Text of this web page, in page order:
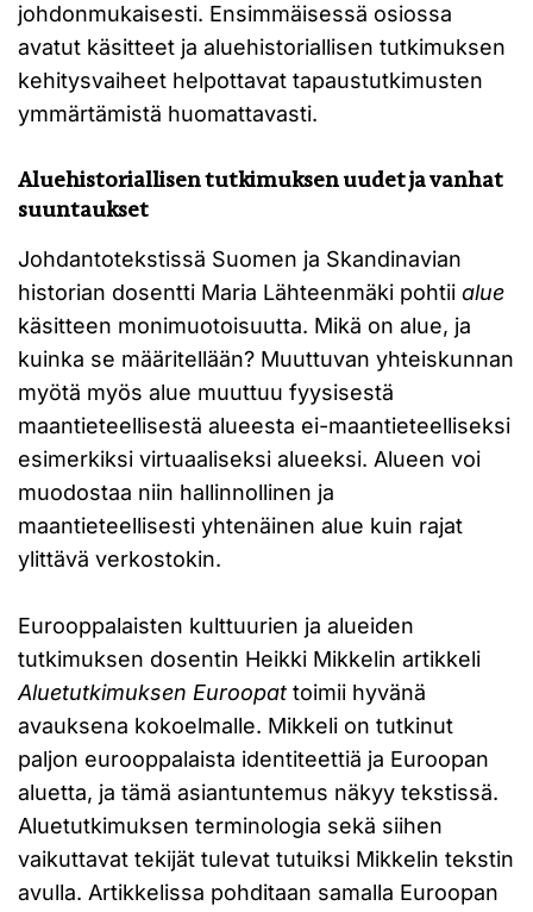
johdonmukaisesti. Ensimmäisessä osiossa
avatut käsitteet ja aluehistoriallisen tutkimuksen
kehitysvaiheet helpottavat tapaustutkimusten
ymmärtämistä huomattavasti.
Aluehistoriallisen tutkimuksen uudet ja vanhat
suuntaukset
Johdantotekstissä Suomen ja Skandinavian
historian dosentti Maria Lähteenmäki pohtii alue
käsitteen monimuotoisuutta. Mikä on alue, ja
kuinka se määritellään? Muuttuvan yhteiskunnan
myötä myös alue muuttuu fyysisestä
maantieteellisestä alueesta ei-maantieteelliseksi
esimerkiksi virtuaaliseksi alueeksi. Alueen voi
muodostaa niin hallinnollinen ja
maantieteellisesti yhtenäinen alue kuin rajat
ylittävä verkostokin.
Eurooppalaisten kulttuurien ja alueiden
tutkimuksen dosentin Heikki Mikkelin artikkeli
Aluetutkimuksen Euroopat toimii hyvänä
avauksena kokoelmalle. Mikkeli on tutkinut
paljon eurooppalaista identiteettiä ja Euroopan
aluetta, ja tämä asiantuntemus näkyy tekstissä.
Aluetutkimuksen terminologia sekä siihen
vaikuttavat tekijät tulevat tutuiksi Mikkelin tekstin
avulla. Artikkelissa pohditaan samalla Euroopan